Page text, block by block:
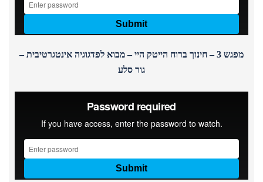
מפגש 3 – חינוך ברוח הייטק היי – מבוא לפדגוגיה אינטגרטיבית –
גור סלע